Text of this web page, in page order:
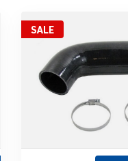
SALE